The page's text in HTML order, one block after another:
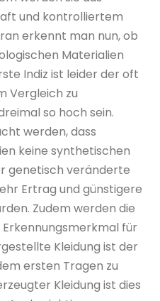
und kontrolliertem
erkennt man nun, ob
Materialien
Indiz ist leider der oft
Vergleich zu
so hoch sein.
werden, dass
keine synthetischen
genetisch veränderte
Ertrag und günstigere
Zudem werden die
für
Kleidung ist der
ersten Tragen zu
Kleidung ist dies